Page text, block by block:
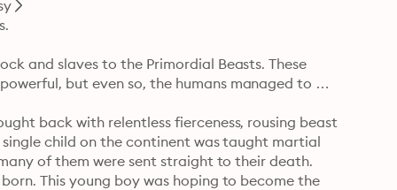
and slaves to the Primordial Beasts. These
but even so, the humans managed to
back with relentless fierceness, rousing beast
child on the continent was taught martial
of them were sent straight to their death.
This young boy was hoping to become the